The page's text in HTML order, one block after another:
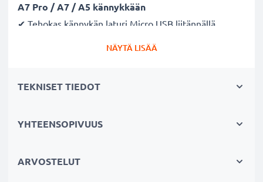
A7 Pro / A7 / A5 kännykkään
✔ Tehokas kännykän laturi Micro USB liitännällä
✔ Hellävarainen ja turvallinen lataus - moderni
NÄYTÄ LISÄÄ
TEKNISET TIEDOT
YHTEENSOPIVUUS
ARVOSTELUT